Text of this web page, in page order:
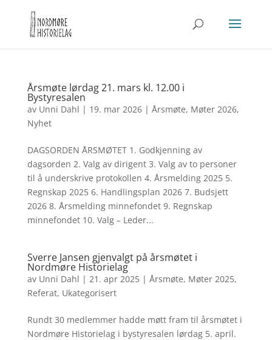
Årsmøte lørdag 21. mars kl. 12.00 i
Bystyresalen
av Unni Dahl | 19. mar 2026| Årsmøte, Møter 2026,
Nyhet
DAGSORDEN ÅRSMØTET 1. Godkjenning av
dagsorden 2. Valg av dirigent 3. Valg av to personer
til å underskrive protokollen 4. Årsmelding 2025 5.
Regnskap 2025 6. Handlingsplan 2026 7. Budsjett
2026 8. Årsmelding minnefondet 9. Regnskap
minnefondet 10. Valg – Leder...
Sverre Jansen gjenvalgt på årsmøtet i
Nordmøre Historielag
av Unni Dahl | 21. apr 2025| Årsmøte, Møter 2025,
Referat, Ukategorisert
Rundt 30 medlemmer hadde møtt fram til årsmøtet i
Nordmøre Historielag i bystyresalen lørdag 5. april.